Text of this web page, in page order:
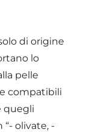
di origine
lo
pelle
compatibili
quegli
olivate, -